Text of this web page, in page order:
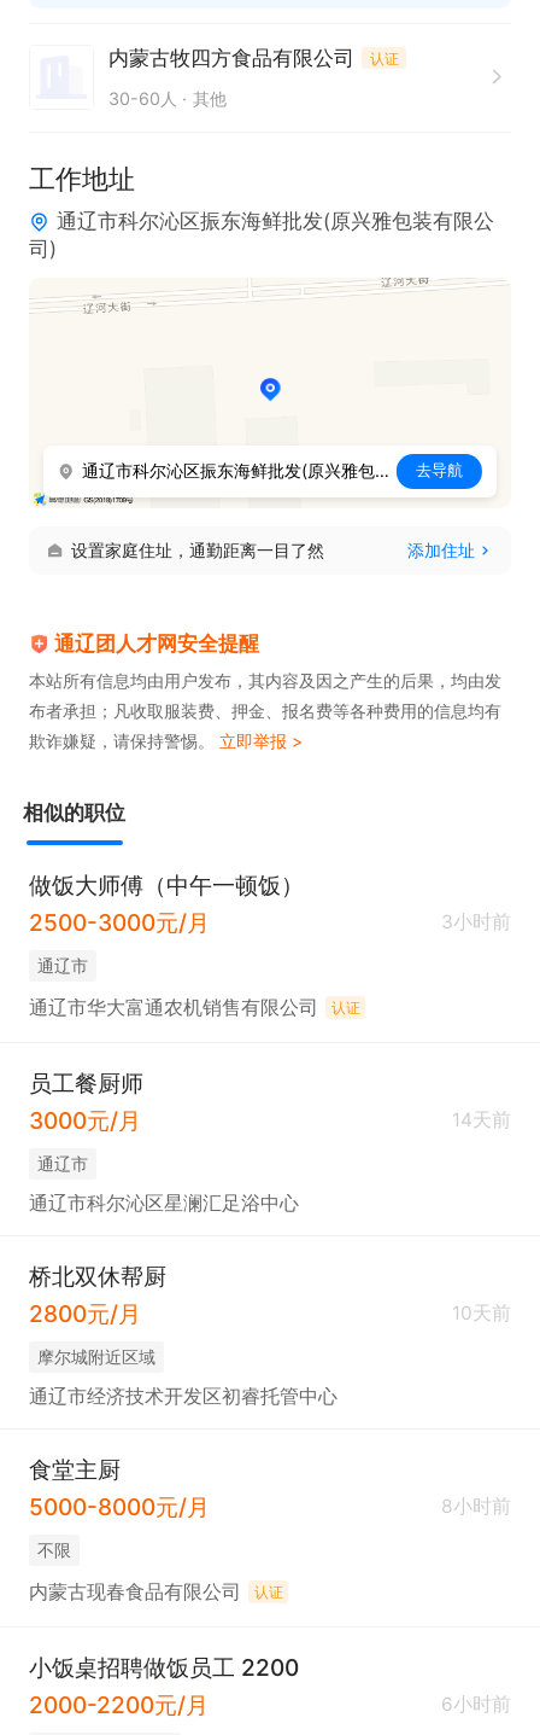
内蒙古牧四方食品有限公司 认证
30-60人 其他
工作地址
通辽市科尔沁区振东海鲜批发(原兴雅包装有限公
司)
通辽市科尔沁区振东海鲜批发(原兴雅包装有限公司) 去导航
设置家庭住址，通勤距离一目了然 添加住址
通辽团人才网安全提醒
本站所有信息均由用户发布，其内容及因之产生的后果，均由发
布者承担；凡收取服装费、押金、报名费等各种费用的信息均有
欺诈嫌疑，请保持警惕。 立即举报 >
相似的职位
做饭大师傅（中午一顿饭）
2500-3000元/月
3小时前
通辽市
通辽市华大富通农机销售有限公司 认证
员工餐厨师
3000元/月
14天前
通辽市
通辽市科尔沁区星澜汇足浴中心
桥北双休帮厨
2800元/月
10天前
摩尔城附近区域
通辽市经济技术开发区初睿托管中心
食堂主厨
5000-8000元/月
8小时前
不限
内蒙古现春食品有限公司 认证
小饭桌招聘做饭员工 2200
2000-2200元/月
6小时前